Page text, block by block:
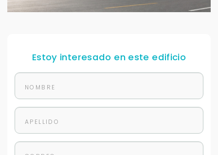
Estoy interesado en este edificio